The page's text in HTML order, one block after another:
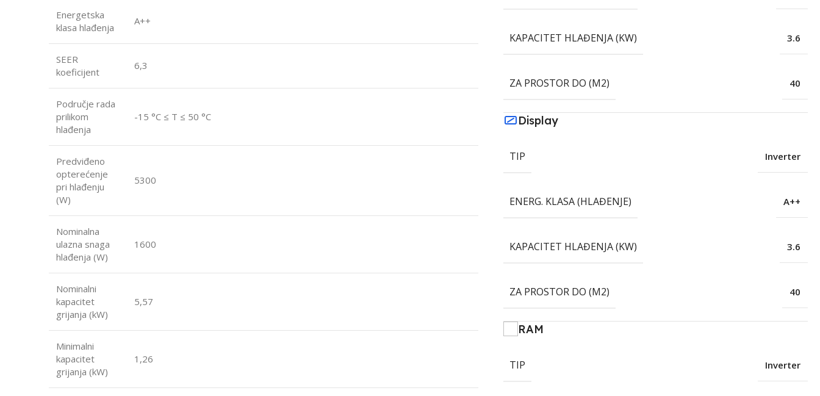
Energetska
klasa hlađenja
A++
SEER
koeficijent
6,3
Područje rada
prilikom
hlađenja
-15 °C ≤ T ≤ 50 °C
Predviđeno
opterećenje
pri hlađenju
(W)
5300
Nominalna
ulazna snaga
hlađenja (W)
1600
Nominalni
kapacitet
grijanja (kW)
5,57
Minimalni
kapacitet
grijanja (kW)
1,26
KAPACITET HLAĐENJA (KW) 3.6
ZA PROSTOR DO (M2) 40
Display
TIP Inverter
ENERG. KLASA (HLAĐENJE) A++
KAPACITET HLAĐENJA (KW) 3.6
ZA PROSTOR DO (M2) 40
RAM
TIP Inverter